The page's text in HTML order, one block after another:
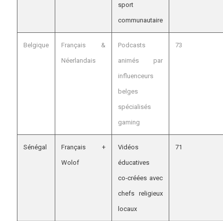
sport
communautaire
Belgique Français &
Néerlandais
Podcasts
animés par
influenceurs
belges
spécialisés
gaming
73
Sénégal Français +
Wolof
Vidéos
éducatives
co‑créées avec
chefs religieux
locaux
71